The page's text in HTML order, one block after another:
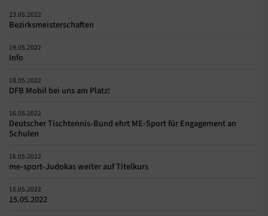
23.05.2022
Bezirksmeisterschaften
19.05.2022
Info
18.05.2022
DFB Mobil bei uns am Platz!
16.05.2022
Deutscher Tischtennis-Bund ehrt ME-Sport für Engagement an
Schulen
16.05.2022
me-sport-Judokas weiter auf Titelkurs
15.05.2022
15.05.2022